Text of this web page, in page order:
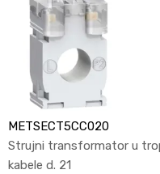
METSECT5CC020
Strujni transformator u
kabele d. 21